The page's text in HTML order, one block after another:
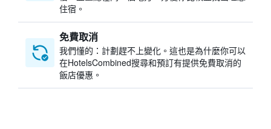
住宿。
免費取消
我們懂的：計劃趕不上變化。這也是為什麼你可以
在HotelsCombined搜尋和預訂有提供免費取消的
飯店優惠。